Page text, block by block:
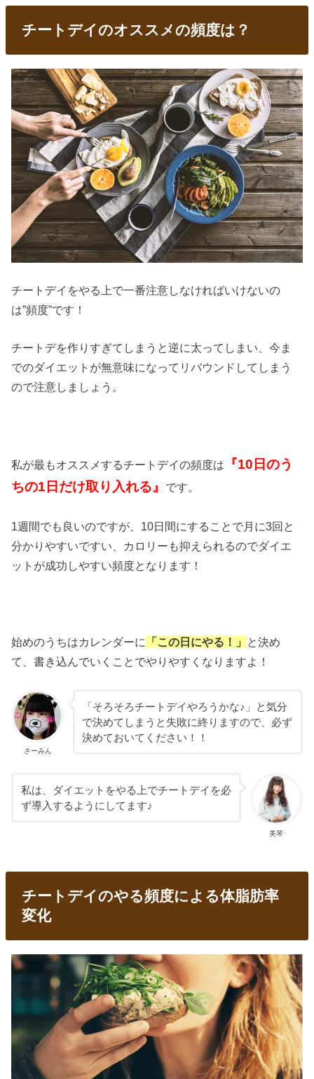
チートデイのオススメの頻度は？
チートデイをやる上で一番注意しなければいけないの
は”頻度”です！
チートデを作りすぎてしまうと逆に太ってしまい、今ま
でのダイエットが無意味になってリバウンドしてしまう
ので注意しましょう。
私が最もオススメするチートデイの頻度は
『10日のう
ちの1日だけ取り入れる』
です。
1週間でも良いのですが、10日間にすることで月に3回と
分かりやすいですい、カロリーも抑えられるのでダイエ
ットが成功しやすい頻度となります！
始めのうちはカレンダーに 「この日にやる！」 と決め
て、書き込んでいくことでやりやすくなりますよ！
さーみん
「そろそろチートデイやろうかな♪」と気分
で決めてしまうと失敗に終りますので、必ず
決めておいてください！！
美琴
私は、ダイエットをやる上でチートデイを必
ず導入するようにしてます♪
チートデイのやる頻度による体脂肪率
変化